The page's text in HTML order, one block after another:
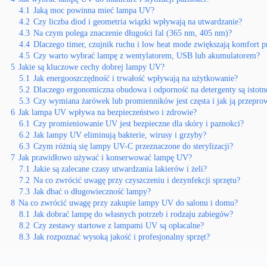
4.1 Jaką moc powinna mieć lampa UV?
4.2 Czy liczba diod i geometria wiązki wpływają na utwardzanie?
4.3 Na czym polega znaczenie długości fal (365 nm, 405 nm)?
4.4 Dlaczego timer, czujnik ruchu i low heat mode zwiększają komfort
4.5 Czy warto wybrać lampę z wentylatorem, USB lub akumulatorem?
5 Jakie są kluczowe cechy dobrej lampy UV?
5.1 Jak energooszczędność i trwałość wpływają na użytkowanie?
5.2 Dlaczego ergonomiczna obudowa i odporność na detergenty są
5.3 Czy wymiana żarówek lub promienników jest częsta i jak ją
6 Jak lampa UV wpływa na bezpieczeństwo i zdrowie?
6.1 Czy promieniowanie UV jest bezpieczne dla skóry i paznokci?
6.2 Jak lampy UV eliminują bakterie, wirusy i grzyby?
6.3 Czym różnią się lampy UV-C przeznaczone do sterylizacji?
7 Jak prawidłowo używać i konserwować lampę UV?
7.1 Jakie są zalecane czasy utwardzania lakierów i żeli?
7.2 Na co zwrócić uwagę przy czyszczeniu i dezynfekcji sprzętu?
7.3 Jak dbać o długowieczność lampy?
8 Na co zwrócić uwagę przy zakupie lampy UV do salonu i domu?
8.1 Jak dobrać lampę do własnych potrzeb i rodzaju zabiegów?
8.2 Czy zestawy startowe z lampami UV są opłacalne?
8.3 Jak rozpoznać wysoką jakość i profesjonalny sprzęt?